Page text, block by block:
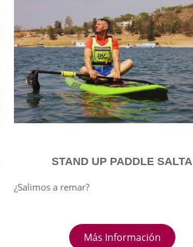
STAND UP PADDLE SALTA
¿Salimos a remar?
Más Información